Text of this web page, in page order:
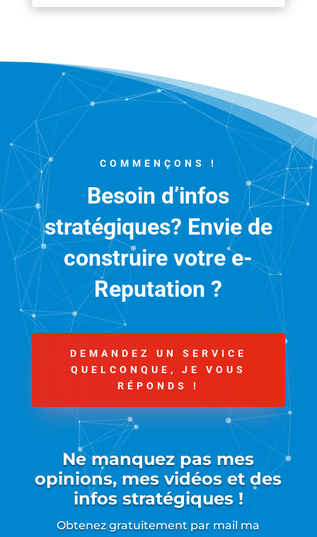
COMMENÇONS !
Besoin d’infos
stratégiques? Envie de
construire votre e-
Reputation ?
DEMANDEZ UN SERVICE
QUELCONQUE, JE VOUS
RÉPONDS !
Ne manquez pas mes
opinions, mes vidéos et des
infos stratégiques !
Obtenez gratuitement par mail ma